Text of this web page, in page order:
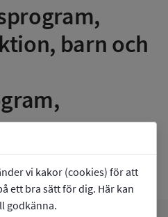
vi kakor (cookies) för att
ett bra sätt för dig. Här kan
godkänna.
barn och